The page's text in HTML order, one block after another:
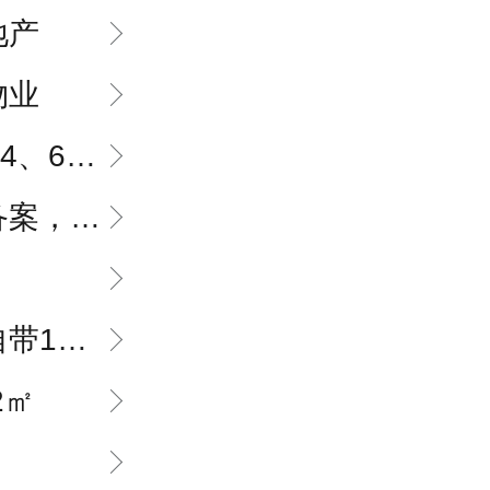
产
业
61方
托装修
商业综合体